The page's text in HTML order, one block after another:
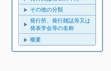
その他の分類
発行所、発行雑誌等又は
発表学会等の名称
概要